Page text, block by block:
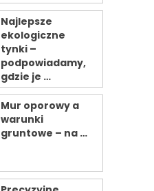
Najlepsze
ekologiczne
tynki –
podpowiadamy,
gdzie je …
Mur oporowy a
warunki
gruntowe – na …